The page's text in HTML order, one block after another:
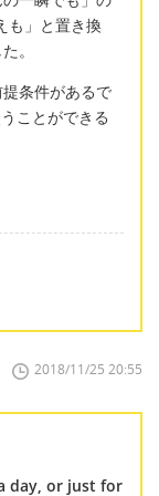
も」と置き換
。
条件があるで
ことができる
2018/11/25 20:55
day, or just for